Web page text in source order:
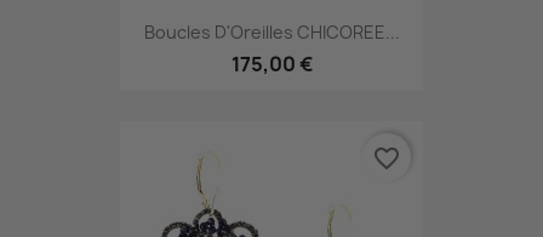
Boucles D'Oreilles CHICOREE...
175,00 €
favorite_border